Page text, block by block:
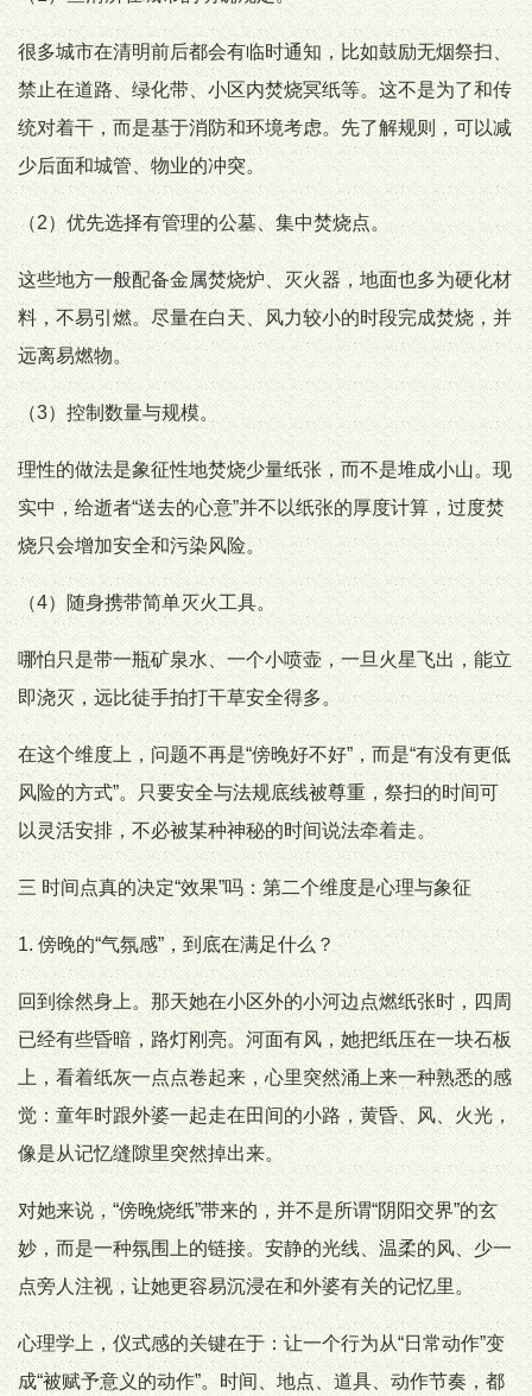
很多城市在清明前后都会有临时通知，比如鼓励无烟祭扫、
禁止在道路、绿化带、小区内焚烧冥纸等。这不是为了和传
统对着干，而是基于消防和环境考虑。先了解规则，可以减
少后面和城管、物业的冲突。
（2）优先选择有管理的公墓、集中焚烧点。
这些地方一般配备金属焚烧炉、灭火器，地面也多为硬化材
料，不易引燃。尽量在白天、风力较小的时段完成焚烧，并
远离易燃物。
（3）控制数量与规模。
理性的做法是象征性地焚烧少量纸张，而不是堆成小山。现
实中，给逝者“送去的心意”并不以纸张的厚度计算，过度焚
烧只会增加安全和污染风险。
（4）随身携带简单灭火工具。
哪怕只是带一瓶矿泉水、一个小喷壶，一旦火星飞出，能立
即浇灭，远比徒手拍打干草安全得多。
在这个维度上，问题不再是“傍晚好不好”，而是“有没有更低
风险的方式”。只要安全与法规底线被尊重，祭扫的时间可
以灵活安排，不必被某种神秘的时间说法牵着走。
三 时间点真的决定“效果”吗：第二个维度是心理与象征
1. 傍晚的“气氛感”，到底在满足什么？
回到徐然身上。那天她在小区外的小河边点燃纸张时，四周
已经有些昏暗，路灯刚亮。河面有风，她把纸压在一块石板
上，看着纸灰一点点卷起来，心里突然涌上来一种熟悉的感
觉：童年时跟外婆一起走在田间的小路，黄昏、风、火光，
像是从记忆缝隙里突然掉出来。
对她来说，“傍晚烧纸”带来的，并不是所谓“阴阳交界”的玄
妙，而是一种氛围上的链接。安静的光线、温柔的风、少一
点旁人注视，让她更容易沉浸在和外婆有关的记忆里。
心理学上，仪式感的关键在于：让一个行为从“日常动作”变
成“被赋予意义的动作”。时间、地点、道具、动作节奏，都